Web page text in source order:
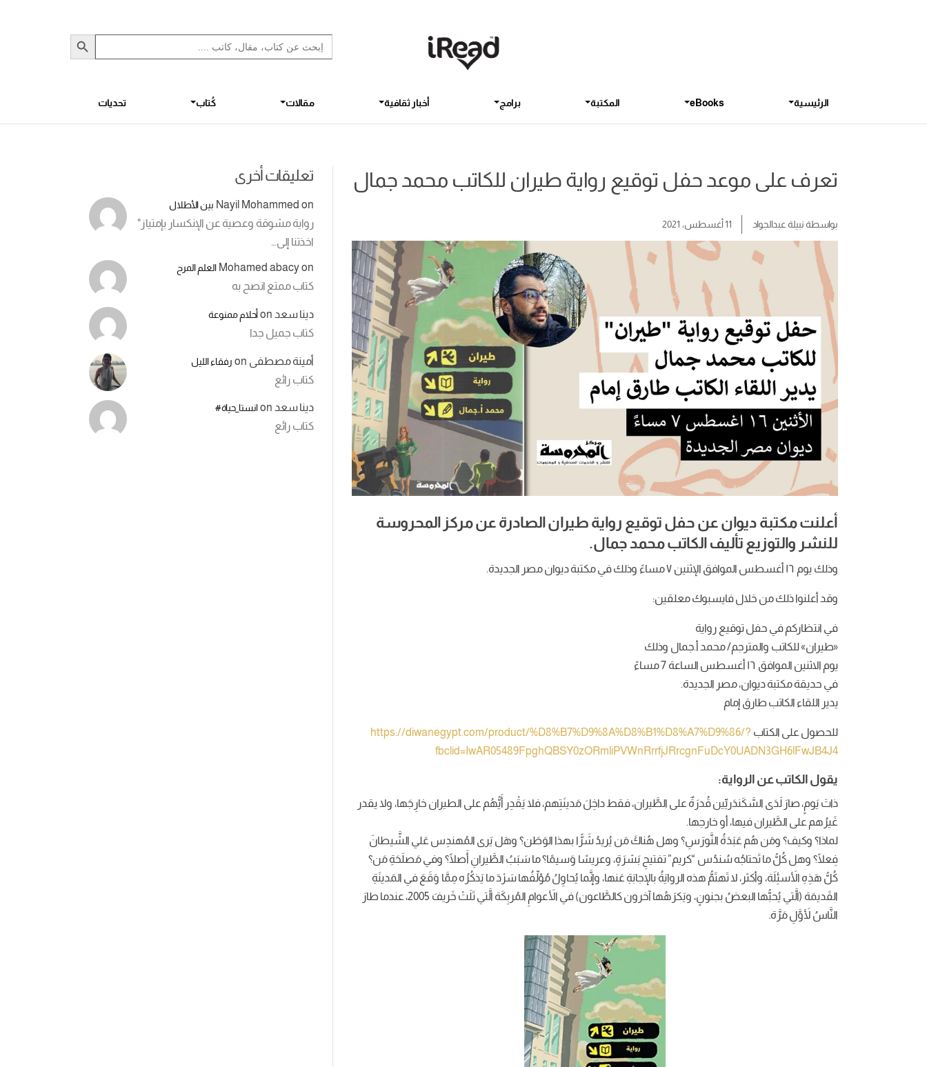
Search
for:
Search Button
الرئيسية eBooks المكتبة برامج أخبار ثقافية مقالات كُتاب تحديات
تعرف على موعد حفل توقيع رواية طيران للكاتب محمد جمال
بواسطةنبيلة عبدالجواد 11 أغسطس، 2021
أعلنت مكتبة ديوان عن حفل توقيع رواية طيران الصادرة عن مركز المحروسة
للنشر والتوزيع تأليف الكاتب محمد جمال.
وذلك يوم ١٦ أغسطس الموافق الإثنين ٧ مساءً وذلك في مكتبة ديوان مصر الجديدة.
وقد أعلنوا ذلك من خلال فايسبوك معلقين:
في انتظاركم في حفل توقيع رواية
«طيران» للكاتب والمترجم/ محمد أ.جمال وذلك
يوم الاثنين الموافق ١٦ أغسطس الساعة 7 مساءً
في حديقة مكتبة ديوان، مصر الجديدة.
يدير اللقاء الكاتب طارق إمام
للحصول على الكتاب https://diwanegypt.com/product/%D8%B7%D9%8A%D8%B1%D8%A7%D9%86/?
fbclid=IwAR05489FpghQBSY0zORmliPVWnRrrfjJRrcgnFuDcY0UADN3GH6lFwJB4J4
يقول الكاتب عن الرواية:
ذاتَ يَومٍ، صارَ لَدَى السَّكَندَريِّين قُدرَةٌ على الطَّيران، فقط داخِلَ مَدينَتِهم، فلا يَقْدِر أَيُّهُم على الطيران خارِجَها، ولا يقدر
غَيرُهم على الطَّيران فيها، أو خارجها.
لماذا؟ وكيف؟ ومَن هُم عَبَدَةُ النَّورَسِ؟ وهل هُناكَ مَن يُريدُ شَرًّا بهذا الوَطَن؟ وهَل يَرى المُهندِس عَلي الشَّيطانَ
فِعلًا؟ وهل كُلُّ ما تَحتاجُه سُندُس “كريم” تفتيحِ بَشرَةٍ، وعريسًا وَسيمًا؟ ما سَبَبُ الطَّيرانِ أَصلًا؟ وفي مَصلَحَةِ مَن؟
كُلُّ هَذِهِ الأَسئِلَة، وأكثر، لا تَهتَمُّ هذه الروايَةُ بالإجابَةِ عَنها، وإنَّما يُحاوِلُ مُؤلِّفُها سَرْدَ ما يَذكُرُه مِمَّا وَقَعَ في المَدينَةِ
القَديمَة (الَّتي يُحبُّها البعضُ بجنونٍ، ويَكرَهُها آخرون كالطَّاعون) في الأَعوامِ المُربِكَة الَّتي تَلَتْ خَريفَ 2005، عندما طارَ
النَّاسُ لأَوَّلِ مَرَّة.
تعليقات أخرى
Nayil Mohammed on بين الأطلال
رواية مشوقة وعصية عن الإنكسار بإمتياز"
اخذتنا إلى…
Mohamed abacyon العلم المرح
كتاب ممتع انصح به
دينا سعد onأحلام ممنوعة
كتاب جميل جدا
أمينة مصطفى on رفقاء الليل
كتاب رائع
دينا سعد onانستا_حياة#
كتاب رائع